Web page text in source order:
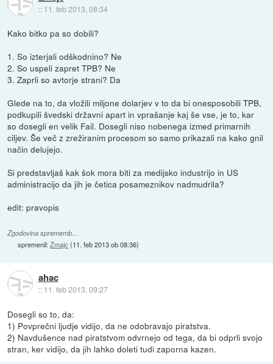
:: 11. feb 2013, 08:34
Kako bitko pa so dobili?
1. So izterjali odškodnino? Ne
2. So uspeli zapret TPB? Ne
3. Zaprli so avtorje strani? Da
Glede na to, da vložili miljone dolarjev v to da bi onesposobili TPB,
podkupili švedski državni apart in vprašanje kaj še vse, je to, kar
so dosegli en velik Fail. Dosegli niso nobenega izmed primarnih
ciljev. Še več z zrežiranim procesom so samo prikazali na kako gnil
način delujejo.
Si predstavljaš kak šok mora biti za medijsko industrijo in US
administracijo da jih je četica posameznikov nadmudrila?
edit: pravopis
Zgodovina sprememb…
spremenil:Zmajc (11. feb 2013 ob 08:36)
ahac
:: 11. feb 2013, 09:27
Dosegli so to, da:
1) Povprečni ljudje vidijo, da ne odobravajo piratstva.
2) Navdušence nad piratstvom odvrnejo od tega, da bi odprli svojo
stran, ker vidijo, da jih lahko doleti tudi zaporna kazen.